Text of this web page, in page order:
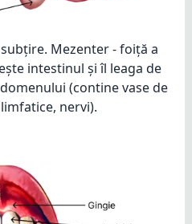
Mezenter - foiță a
intestinul și îl leaga de
(contine vase de
nervi).